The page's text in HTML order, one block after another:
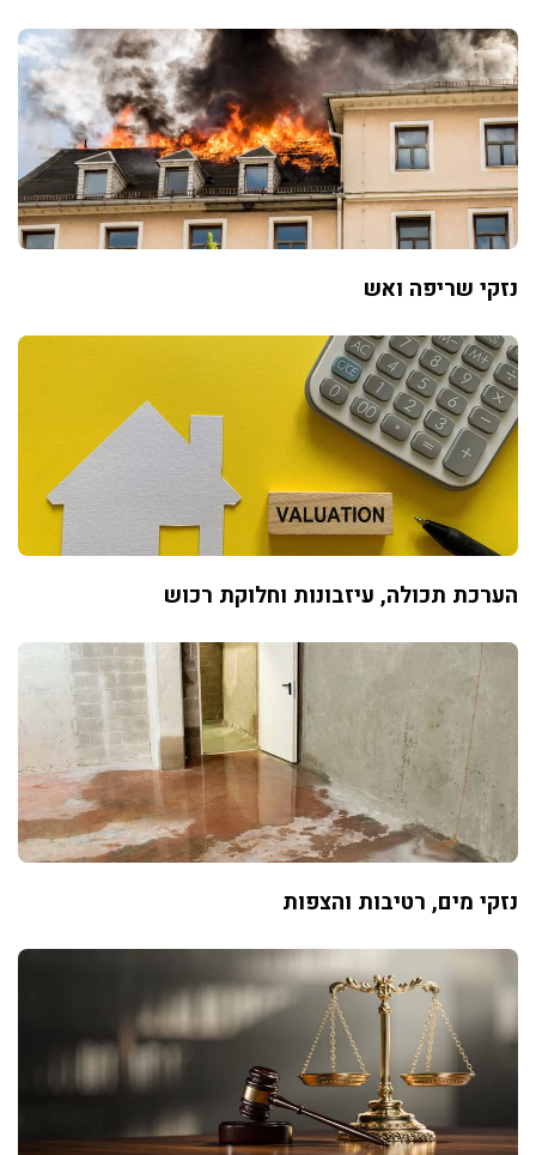
נזקי שריפה ואש
הערכת תכולה, עיזבונות וחלוקת רכוש
נזקי מים, רטיבות והצפות